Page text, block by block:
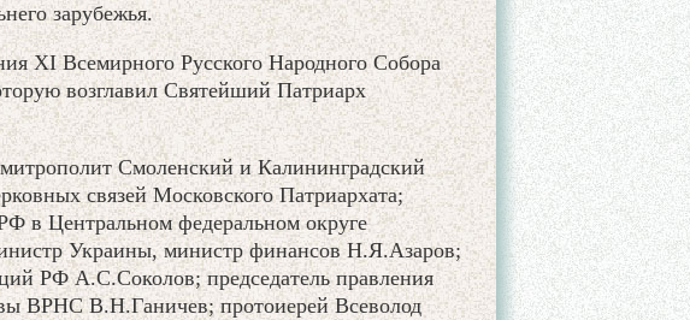
зарубежья.
XI Всемирного Русского Народного Собора
возглавил Святейший Патриарх
Смоленский и Калининградский
связей Московского Патриархата;
в Центральном федеральном округе
Украины, министр финансов Н.Я.Азаров;
РФ А.С.Соколов; председатель правления
ВРНС В.Н.Ганичев; протоиерей Всеволод